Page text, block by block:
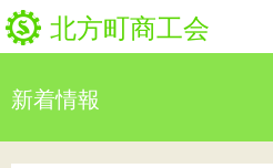
北方町商工会
新着情報